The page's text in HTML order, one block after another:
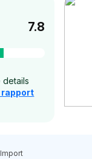
7.8
Import